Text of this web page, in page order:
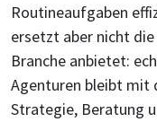
Routineaufgaben
ersetzt aber nicht
Branche anbietet:
Agenturen bleibt mit
Strategie, Beratung